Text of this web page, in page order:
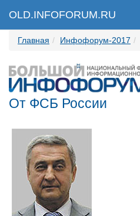
OLD.INFOFORUM.RU
Главная Инфофорум-2017
От ФСБ России